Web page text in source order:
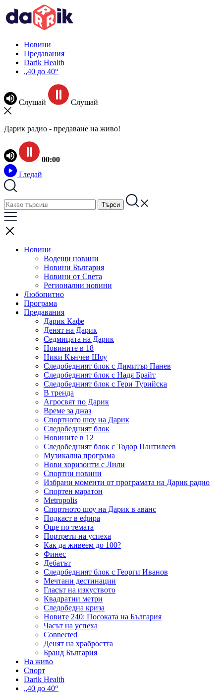
Новини
Предавания
Darik Health
„40 до 40“
Слушай Слушай
Дарик радио - предаване на живо!
00:00
Гледай
Новини
Водещи новини
Новини България
Новини от Света
Регионални новини
Любопитно
Програма
Предавания
Дарик Кафе
Денят на Дарик
Седмицата на Дарик
Новините в 18
Ники Кънчев Шоу
Следобедният блок с Димитър Панев
Следобедният блок с Надя Брайт
Следобедният блок с Гери Турийска
В тренда
Агросвят по Дарик
Време за джаз
Спортното шоу на Дарик
Следобедният блок
Новините в 12
Следобедният блок с Тодор Пантилеев
Музикална програма
Нови хоризонти с Лили
Спортни новини
Избрани моменти от програмата на Дарик радио
Спортен маратон
Metropolis
Спортното шоу на Дарик в аванс
Подкаст в ефира
Още по темата
Портрети на успеха
Как да живеем до 100?
Финес
Дебатът
Следобедният блок с Георги Иванов
Мечтани дестинации
Гласът на изкуството
Квадратни метри
Следобедна криза
Новите 240: Посоката на България
Часът на успеха
Connected
Денят на храбростта
Бранд България
На живо
Спорт
Darik Health
„40 до 40“